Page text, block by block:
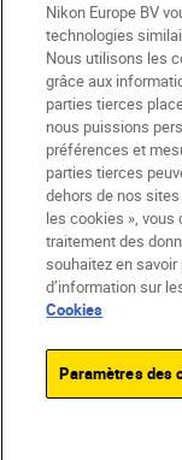
BE(fr)
Contactez-
Conditions
CVG de la
Notice
Paramètres
© 2026 Nikon
Nikon Europe BV
technologies
Nous utilisons les
grâce aux
parties tierces
nous puissions
préférences et
parties tierces
dehors de nos
les cookies », vous
traitement des
souhaitez en
d’information sur
Cookies
Paramètres des